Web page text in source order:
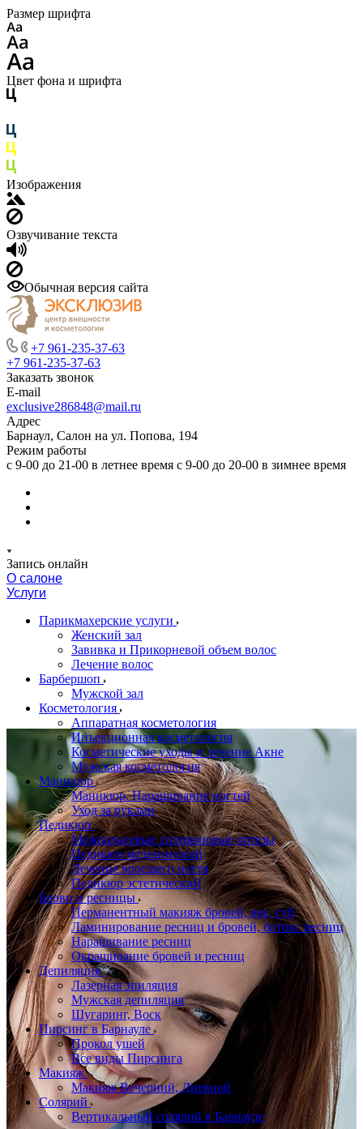
Размер шрифта
Цвет фона и шрифта
Изображения
Озвучивание текста
Обычная версия сайта
+7 961-235-37-63
+7 961-235-37-63
Заказать звонок
E-mail
exclusive286848@mail.ru
Адрес
Барнаул, Салон на ул. Попова, 194
Режим работы
с 9-00 до 21-00 в летнее время с 9-00 до 20-00 в зимнее время
Запись онлайн
О салоне
Услуги
Парикмахерские услуги
Женский зал
Завивка и Прикорневой объем волос
Лечение волос
Барбершоп
Мужской зал
Косметология
Аппаратная косметология
Инъекционная косметология
Косметические уходы и лечение Акне
Мужская косметология
Маникюр
Маникюр. Наращивание ногтей
Уход за руками
Педикюр
Межпальцевые силиконовые ортезы
Педикюр медицинский
Лечение вросшего ногтя
Педикюр эстетический
Брови и ресницы
Перманентный макияж бровей, век, губ
Ламинирование ресниц и бровей, бoтoкс ресниц
Наращивание ресниц
Окрашивание бровей и ресниц
Депиляция
Лазерная эпиляция
Мужская депиляция
Шугаринг, Воск
Пирсинг в Барнауле
Прокол ушей
Все виды Пирсинга
Макияж
Макияж Вечерний, Дневной
Солярий
Вертикальный солярий в Барнауле